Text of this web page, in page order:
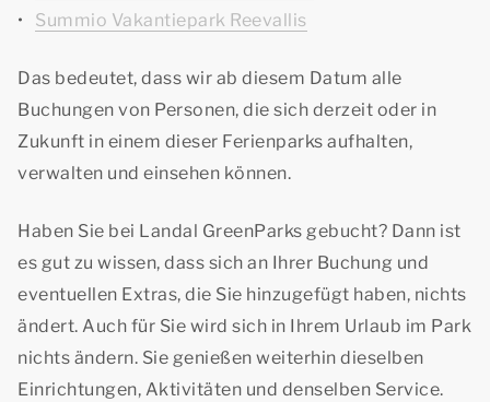
Summio Vakantiepark Reevallis
Das bedeutet, dass wir ab diesem Datum alle
Buchungen von Personen, die sich derzeit oder in
Zukunft in einem dieser Ferienparks aufhalten,
verwalten und einsehen können.
Haben Sie bei Landal GreenParks gebucht? Dann ist
es gut zu wissen, dass sich an Ihrer Buchung und
eventuellen Extras, die Sie hinzugefügt haben, nichts
ändert. Auch für Sie wird sich in Ihrem Urlaub im Park
nichts ändern. Sie genießen weiterhin dieselben
Einrichtungen, Aktivitäten und denselben Service.